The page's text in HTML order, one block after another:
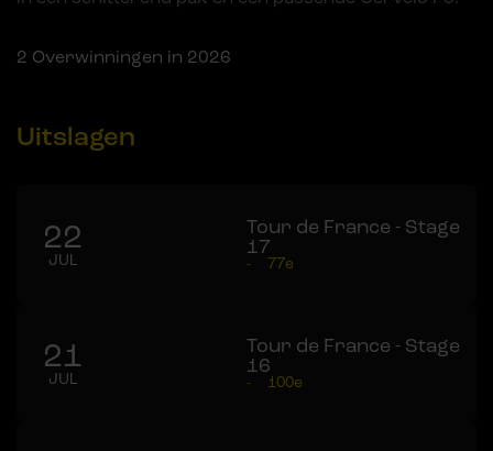
2 Overwinningen in 2026
Uitslagen
22
JUL
Tour de France - Stage
17
- 77e
21
JUL
Tour de France - Stage
16
- 100e